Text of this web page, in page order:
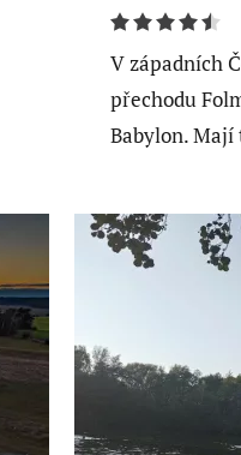
V západních
přechodu
Babylon.